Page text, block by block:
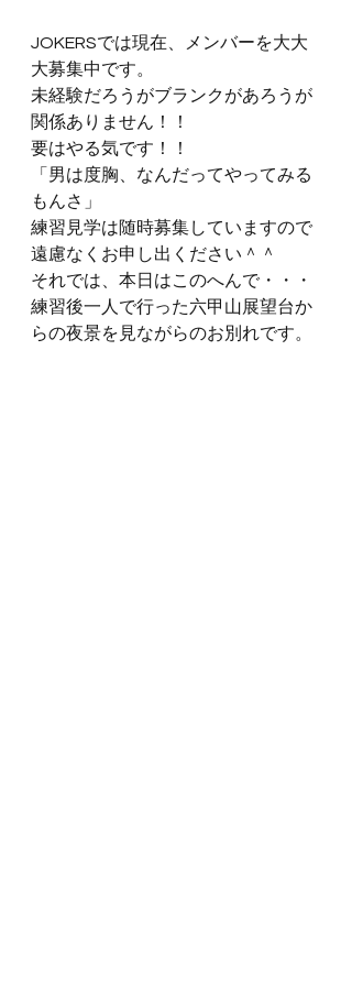
JOKERSでは現在、メンバーを大大
大募集中です。
未経験だろうがブランクがあろうが
関係ありません！！
要はやる気です！！
「男は度胸、なんだってやってみる
もんさ」
練習見学は随時募集していますので
遠慮なくお申し出ください＾＾
それでは、本日はこのへんで・・・
練習後一人で行った六甲山展望台か
らの夜景を見ながらのお別れです。